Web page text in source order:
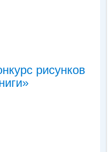
рисунков